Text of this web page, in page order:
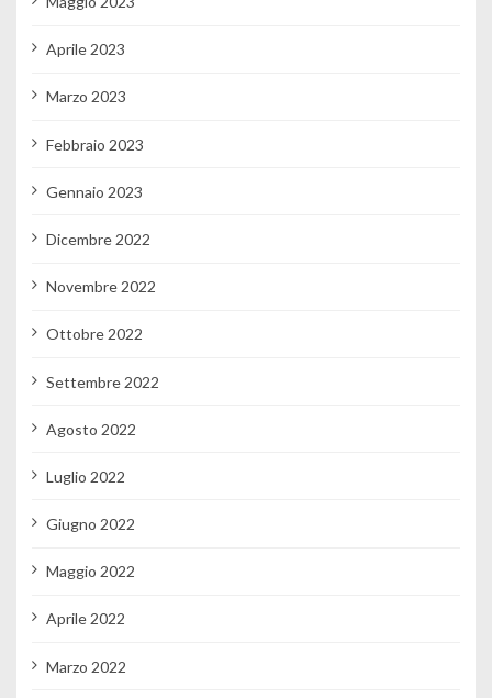
Aprile 2023
Marzo 2023
Febbraio 2023
Gennaio 2023
Dicembre 2022
Novembre 2022
Ottobre 2022
Settembre 2022
Agosto 2022
Luglio 2022
Giugno 2022
Maggio 2022
Aprile 2022
Marzo 2022